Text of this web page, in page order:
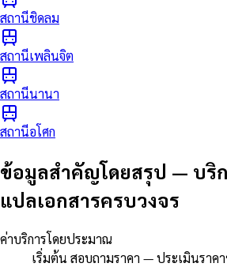
สถานีชิดลม
สถานีเพลินจิต
สถานีนานา
สถานีอโศก
ข้อมูลสำคัญโดยสรุป — บริ
แปลเอกสารครบวงจร
ค่าบริการโดยประมาณ
เริ่มต้น สอบถามราคา — ประเมินราค